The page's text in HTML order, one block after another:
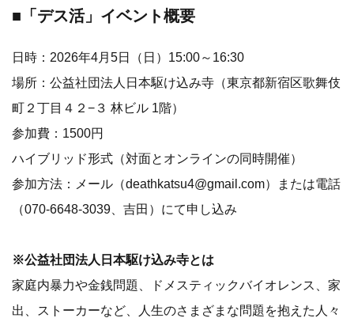
■「デス活」イベント概要
日時：2026年4月5日（日）15:00～16:30
場所：公益社団法人日本駆け込み寺（東京都新宿区歌舞伎
町２丁目４２−３ 林ビル 1階）
参加費：1500円
ハイブリッド形式（対面とオンラインの同時開催）
参加方法：メール（deathkatsu4@gmail.com）または電話
（070-6648-3039、吉田）にて申し込み
※公益社団法人日本駆け込み寺とは
家庭内暴力や金銭問題、ドメスティックバイオレンス、家
出、ストーカーなど、人生のさまざまな問題を抱えた人々